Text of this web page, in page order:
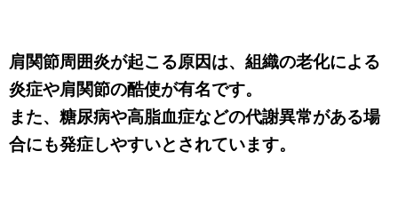
肩関節周囲炎が起こる原因は、組織の老化による
炎症や肩関節の酷使が有名です。
また、糖尿病や高脂血症などの代謝異常がある場
合にも発症しやすいとされています。